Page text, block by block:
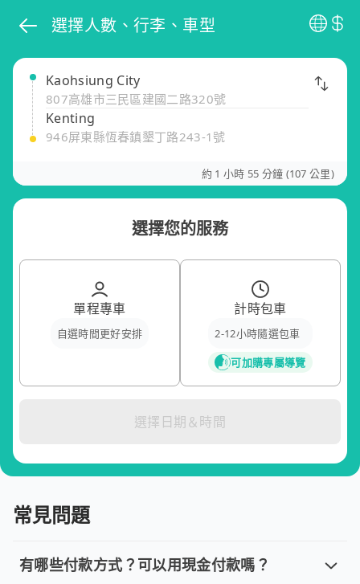
選擇人數、行李、車型
Kaohsiung City
807高雄市三民區建國二路320號
Kenting
946屏東縣恆春鎮墾丁路243-1號
約 1 小時 55 分鐘 (107 公里)
選擇您的服務
單程專車
自選時間更好安排
計時包車
2-12小時隨選包車
可加購專屬導覽
選擇日期＆時間
常見問題
有哪些付款方式？可以用現金付款嗎？